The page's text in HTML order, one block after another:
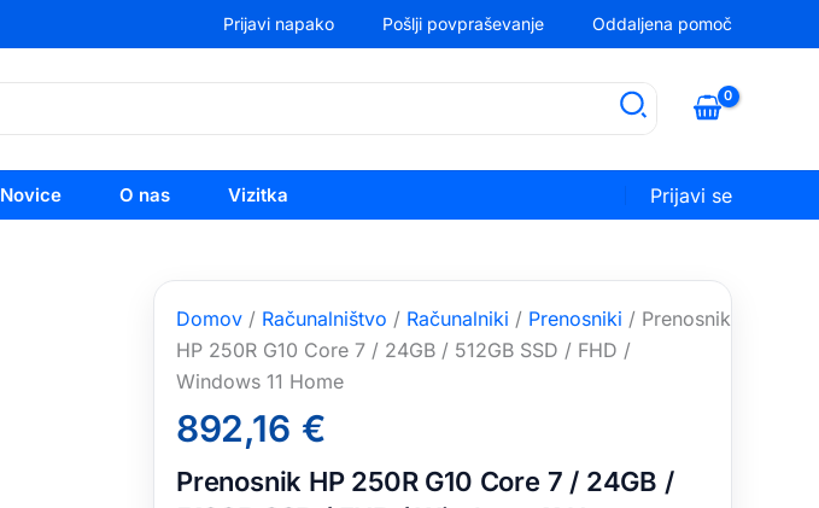
Prijavi napako Pošlji povpraševanje Oddaljena pomoč
Novice O nas Vizitka Prijavi se
Domov / Računalništvo / Računalniki / Prenosniki / Prenosnik
HP 250R G10 Core 7 / 24GB / 512GB SSD / FHD /
Windows 11 Home
892,16 €
Prenosnik HP 250R G10 Core 7 / 24GB /